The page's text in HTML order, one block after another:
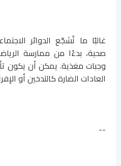
غالبًا ما تُشجّع الدوائر
صحية، بدءًا من ممارسة
وجبات مغذية. يمكن أن يكون
العادات الضارة كالتدخين أو
--